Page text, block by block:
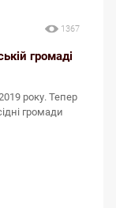
1367
громаді
року. Тепер
громади